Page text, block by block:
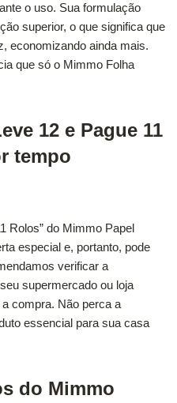
o uso. Sua formulação
superior, o que significa que
economizando ainda mais.
que só o Mimmo Folha
12 e Pague 11
tempo
Rolos” do Mimmo Papel
especial e, portanto, pode
verificar a
supermercado ou loja
compra. Não perca a
essencial para sua casa
do Mimmo